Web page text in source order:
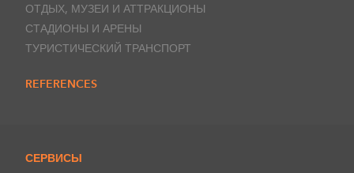
ОТДЫХ, МУЗЕИ И АТТРАКЦИОНЫ
СТАДИОНЫ И АРЕНЫ
ТУРИСТИЧЕСКИЙ ТРАНСПОРТ
REFERENCES
СЕРВИСЫ